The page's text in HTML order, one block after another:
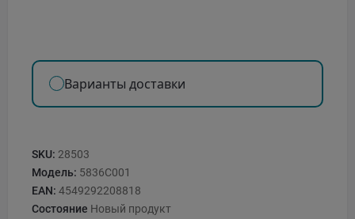
Варианты доставки
SKU: 28503
Модель: 5836C001
EAN: 4549292208818
Состояние Новый продукт